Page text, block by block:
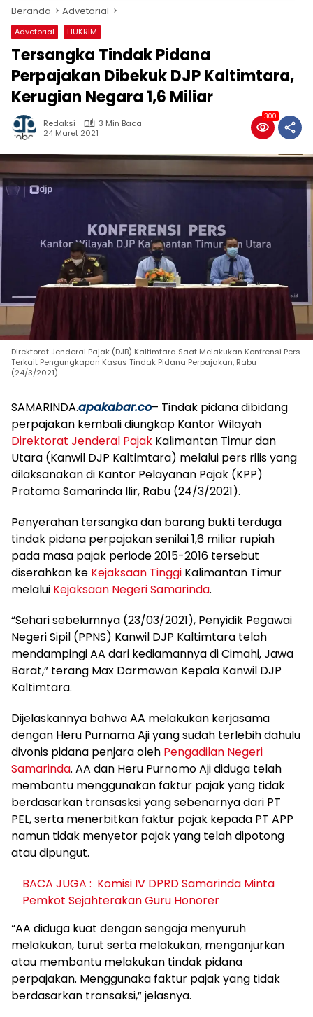
Beranda Advetorial
Advetorial HUKRIM
Tersangka Tindak Pidana
Perpajakan Dibekuk DJP Kaltimtara,
Kerugian Negara 1,6 Miliar
Redaksi
3 Min Baca
24 Maret 2021
300
Direktorat Jenderal Pajak (DJB) Kaltimtara Saat Melakukan Konfrensi Pers
Terkait Pengungkapan Kasus Tindak Pidana Perpajakan, Rabu
(24/3/2021)
SAMARINDA.apakabar.co– Tindak pidana dibidang
perpajakan kembali diungkap Kantor Wilayah
Direktorat Jenderal Pajak Kalimantan Timur dan
Utara (Kanwil DJP Kaltimtara) melalui pers rilis yang
dilaksanakan di Kantor Pelayanan Pajak (KPP)
Pratama Samarinda Ilir, Rabu (24/3/2021).
Penyerahan tersangka dan barang bukti terduga
tindak pidana perpajakan senilai 1,6 miliar rupiah
pada masa pajak periode 2015-2016 tersebut
diserahkan ke Kejaksaan Tinggi Kalimantan Timur
melalui Kejaksaan Negeri Samarinda.
“Sehari sebelumnya (23/03/2021), Penyidik Pegawai
Negeri Sipil (PPNS) Kanwil DJP Kaltimtara telah
mendampingi AA dari kediamannya di Cimahi, Jawa
Barat,” terang Max Darmawan Kepala Kanwil DJP
Kaltimtara.
Dijelaskannya bahwa AA melakukan kerjasama
dengan Heru Purnama Aji yang sudah terlebih dahulu
divonis pidana penjara oleh Pengadilan Negeri
Samarinda. AA dan Heru Purnomo Aji diduga telah
membantu menggunakan faktur pajak yang tidak
berdasarkan transasksi yang sebenarnya dari PT
PEL, serta menerbitkan faktur pajak kepada PT APP
namun tidak menyetor pajak yang telah dipotong
atau dipungut.
BACA JUGA : Komisi IV DPRD Samarinda Minta
Pemkot Sejahterakan Guru Honorer
“AA diduga kuat dengan sengaja menyuruh
melakukan, turut serta melakukan, menganjurkan
atau membantu melakukan tindak pidana
perpajakan. Menggunaka faktur pajak yang tidak
berdasarkan transaksi,” jelasnya.